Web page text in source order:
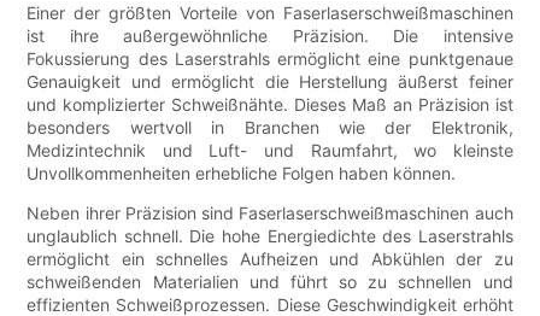
Einer der größten Vorteile von Faserlaserschweißmaschinen
ist ihre außergewöhnliche Präzision. Die intensive
Fokussierung des Laserstrahls ermöglicht eine punktgenaue
Genauigkeit und ermöglicht die Herstellung äußerst feiner
und komplizierter Schweißnähte. Dieses Maß an Präzision ist
besonders wertvoll in Branchen wie der Elektronik,
Medizintechnik und Luft- und Raumfahrt, wo kleinste
Unvollkommenheiten erhebliche Folgen haben können.
Neben ihrer Präzision sind Faserlaserschweißmaschinen auch
unglaublich schnell. Die hohe Energiedichte des Laserstrahls
ermöglicht ein schnelles Aufheizen und Abkühlen der zu
schweißenden Materialien und führt so zu schnellen und
effizienten Schweißprozessen. Diese Geschwindigkeit erhöht